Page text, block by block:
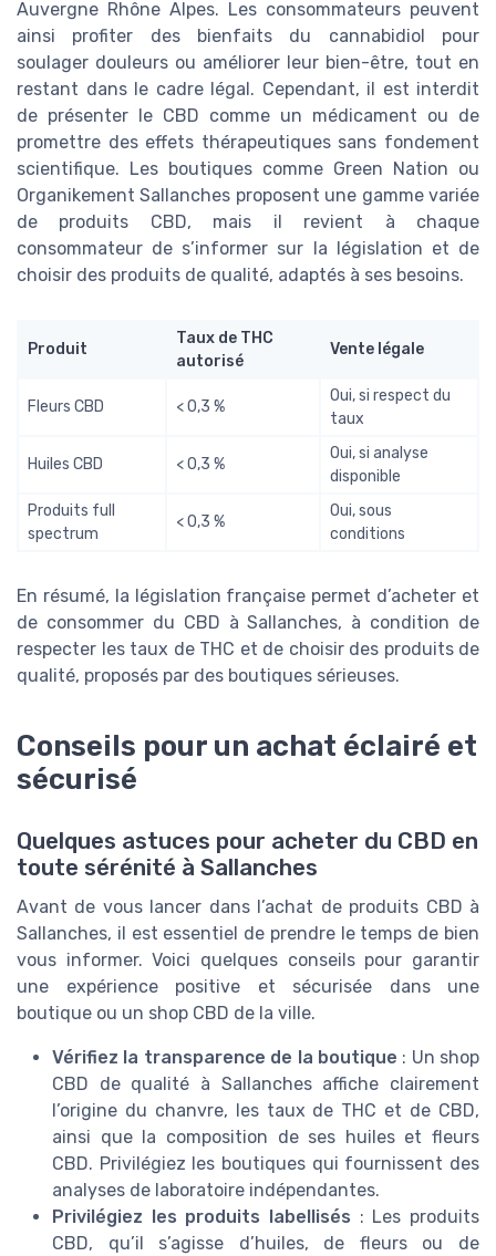
Auvergne Rhône Alpes. Les consommateurs peuvent
ainsi profiter des bienfaits du cannabidiol pour
soulager douleurs ou améliorer leur bien-être, tout en
restant dans le cadre légal. Cependant, il est interdit
de présenter le CBD comme un médicament ou de
promettre des effets thérapeutiques sans fondement
scientifique. Les boutiques comme Green Nation ou
Organikement Sallanches proposent une gamme variée
de produits CBD, mais il revient à chaque
consommateur de s’informer sur la législation et de
choisir des produits de qualité, adaptés à ses besoins.
Produit
Taux de THC
autorisé
Vente légale
Fleurs CBD < 0,3 %
Oui, si respect du
taux
Huiles CBD < 0,3 %
Oui, si analyse
disponible
Produits full
spectrum
< 0,3 %
Oui, sous
conditions
En résumé, la législation française permet d’acheter et
de consommer du CBD à Sallanches, à condition de
respecter les taux de THC et de choisir des produits de
qualité, proposés par des boutiques sérieuses.
Conseils pour un achat éclairé et
sécurisé
Quelques astuces pour acheter du CBD en
toute sérénité à Sallanches
Avant de vous lancer dans l’achat de produits CBD à
Sallanches, il est essentiel de prendre le temps de bien
vous informer. Voici quelques conseils pour garantir
une expérience positive et sécurisée dans une
boutique ou un shop CBD de la ville.
Vérifiez la transparence de la boutique : Un shop
CBD de qualité à Sallanches affiche clairement
l’origine du chanvre, les taux de THC et de CBD,
ainsi que la composition de ses huiles et fleurs
CBD. Privilégiez les boutiques qui fournissent des
analyses de laboratoire indépendantes.
Privilégiez les produits labellisés : Les produits
CBD, qu’il s’agisse d’huiles, de fleurs ou de